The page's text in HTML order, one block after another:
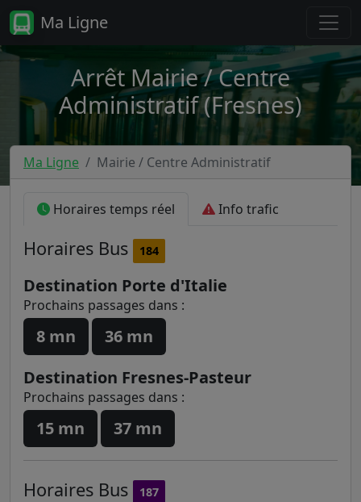
Ma Ligne
Arrêt Mairie / Centre
Administratif (Fresnes)
Ma Ligne Mairie / Centre Administratif
Horaires temps réel Info trafic
Horaires Bus 184
Destination Porte d'Italie
Prochains passages dans :
8 mn
36 mn
Destination Fresnes-Pasteur
Prochains passages dans :
15 mn 37 mn
Horaires Bus 187